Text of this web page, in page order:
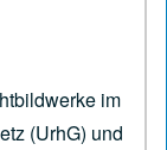
im
(UrhG) und